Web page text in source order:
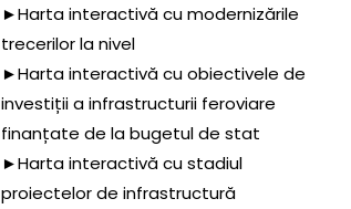
►Harta interactivă cu modernizările
trecerilor la nivel
►Harta interactivă cu obiectivele de
investiții a infrastructurii feroviare
finanțate de la bugetul de stat
►Harta interactivă cu stadiul
proiectelor de infrastructură